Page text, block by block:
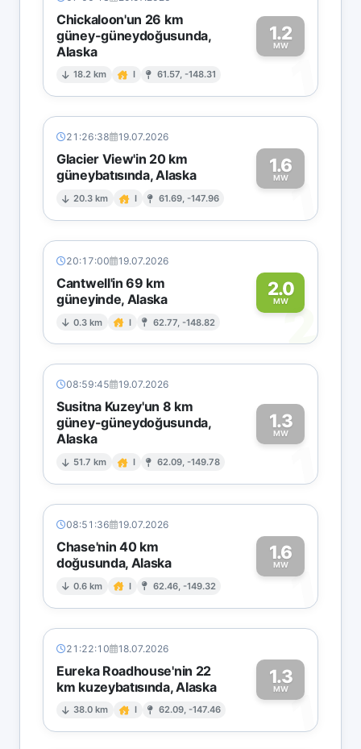
Chickaloon'un 26 km
güney-güneydoğusunda,
Alaska
18.2 km I 61.57, -148.31
1.2
MW
1
21:26:38 19.07.2026
Glacier View'in 20 km
güneybatısında, Alaska
20.3 km I 61.69, -147.96
1.6
MW1
20:17:00 19.07.2026
Cantwell'in 69 km
güneyinde, Alaska
0.3 km I 62.77, -148.82
2.0
MW2
08:59:45 19.07.2026
Susitna Kuzey'un 8 km
güney-güneydoğusunda,
Alaska
51.7 km I 62.09, -149.78
1.3
MW
1
08:51:36 19.07.2026
Chase'nin 40 km
doğusunda, Alaska
0.6 km I 62.46, -149.32
1.6
MW1
21:22:10 18.07.2026
Eureka Roadhouse'nin 22
km kuzeybatısında, Alaska
38.0 km I 62.09, -147.46
1.3
MW1